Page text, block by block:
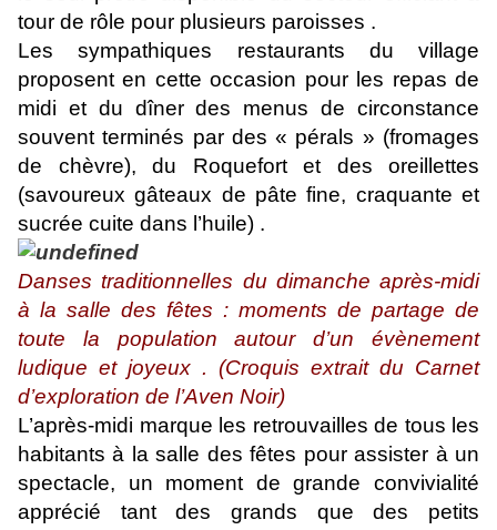
tour de rôle pour plusieurs paroisses .
Les sympathiques restaurants du village
proposent en cette occasion pour les repas de
midi et du dîner des menus de circonstance
souvent terminés par des « pérals » (fromages
de chèvre), du Roquefort et des oreillettes
(savoureux gâteaux de pâte fine, craquante et
sucrée cuite dans l’huile) .
Danses traditionnelles du dimanche après-midi
à la salle des fêtes : moments de partage de
toute la population autour d’un évènement
ludique et joyeux . (Croquis extrait du Carnet
d’exploration de l’Aven Noir)
L’après-midi marque les retrouvailles de tous les
habitants à la salle des fêtes pour assister à un
spectacle, un moment de grande convivialité
apprécié tant des grands que des petits